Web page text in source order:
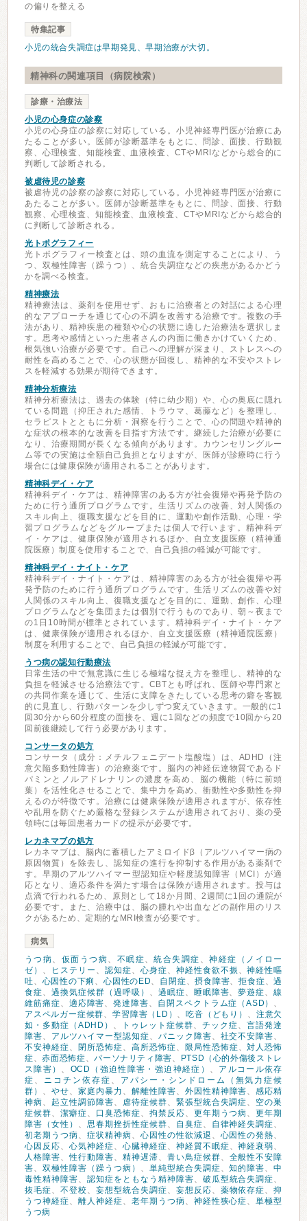
の偏りを整える
特集記事
小児の統合失調症は早期発見、早期治療が大切。
精神科の関連項目（病院検索）
診療・治療法
小児の心身症の診察
小児の心身症の診察に対応している。小児神経専門医が治療にあ
たることが多い。医師が診断基準をもとに、問診、面接、行動観
察、心理検査、知能検査、血液検査、CTやMRIなどから総合的に
判断して診断される。
被虐待児の診察
被虐待児の診察の診察に対応している。小児神経専門医が治療に
あたることが多い。医師が診断基準をもとに、問診、面接、行動
観察、心理検査、知能検査、血液検査、CTやMRIなどから総合的
に判断して診断される。
光トポグラフィー
光トポグラフィー検査とは、頭の血流を測定することにより、う
つ、双極性障害（躁うつ）、統合失調症などの疾患があるかどう
かを調べる検査。
精神療法
精神療法は、薬剤を使用せず、おもに治療者との対話による心理
的なアプローチを通じて心の不調を改善する治療です。複数の手
法があり、精神疾患の種類や心の状態に適した治療法を選択しま
す。思考や感情といった患者さんの内面に働きかけていくため、
根気強い治療が必要です。自己への理解が深まり、ストレスへの
耐性を高めることで、心の状態が回復し、精神的な不安やストレ
スを軽減する効果が期待できます。
精神分析療法
精神分析療法は、過去の体験（特に幼少期）や、心の奥底に隠れ
ている問題（抑圧された感情、トラウマ、葛藤など）を整理し、
セラピストとともに分析・洞察を行うことで、心の問題や精神的
な症状の根本的な改善を目指す方法です。継続した治療が必要に
なり、治療期間が長くなる傾向があります。カウンセリングルー
ム等での実施は全額自己負担となりますが、医師が診療時に行う
場合には健康保険が適用されることがあります。
精神科デイ・ケア
精神科デイ・ケアは、精神障害のある方が社会復帰や再発予防の
ために行う通所プログラムです。生活リズムの改善、対人関係の
スキル向上、復職支援などを目的に、運動や創作活動、心理・学
習プログラムなどをグループまたは個人で行います。精神科デ
イ・ケアは、健康保険が適用されるほか、自立支援医療（精神通
院医療）制度を使用することで、自己負担の軽減が可能です。
精神科デイ・ナイト・ケア
精神科デイ・ナイト・ケアは、精神障害のある方が社会復帰や再
発予防のために行う通所プログラムです。生活リズムの改善や対
人関係のスキル向上、復職支援などを目的に、運動、創作、心理
プログラムなどを集団または個別で行うものであり、朝～夜まで
の1日10時間が標準とされています。精神科デイ・ナイト・ケア
は、健康保険が適用されるほか、自立支援医療（精神通院医療）
制度を利用することで、自己負担の軽減が可能です。
うつ病の認知行動療法
日常生活の中で無意識に生じる極端な捉え方を整理し、精神的な
負担を軽減させる治療法です。CBTとも呼ばれ、医師や専門家と
の共同作業を通じて、生活に支障をきたしている思考の癖を客観
的に見直し、行動パターンを少しずつ変えていきます。一般的に1
回30分から60分程度の面接を、週に1回などの頻度で10回から20
回前後継続して行う必要があります。
コンサータの処方
コンサータ（成分：メチルフェニデート塩酸塩）は、ADHD（注
意欠陥多動性障害）の治療薬です。脳内の神経伝達物質であるド
パミンとノルアドレナリンの濃度を高め、脳の機能（特に前頭
葉）を活性化させることで、集中力を高め、衝動性や多動性を抑
えるのが特徴です。治療には健康保険が適用されますが、依存性
や乱用を防ぐため厳格な登録システムが適用されており、薬の受
領時には毎回患者カードの提示が必要です。
レカネマブの処方
レカネマブは、脳内に蓄積したアミロイドβ（アルツハイマー病の
原因物質）を除去し、認知症の進行を抑制する作用がある薬剤で
す。早期のアルツハイマー型認知症や軽度認知障害（MCI）が適
応となり、適応条件を満たす場合は保険が適用されます。投与は
点滴で行われるため、原則として18か月間、2週間に1回の通院が
必要です。また、治療中は、脳の腫れや出血などの副作用のリス
クがあるため、定期的なMRI検査が必要です。
病気
うつ病、 仮面うつ病、 不眠症、統合失調症 、神経症（ノイロー
ゼ） 、 ヒステリー 、 認知症、 心身症、 神経性食欲不振 、神経性嘔
吐、 心因性の下痢 、 心因性のED、 自閉症、摂食障害、拒食症、過
食症、 過換気症候群（過呼吸） 、 過眠症、 睡眠障害、夢遊症、線
維筋痛症、 適応障害、発達障害、 自閉スペクトラム症（ASD） 、
アスペルガー症候群、学習障害（LD） 、吃音（どもり） 、 注意欠
如・多動症（ADHD） 、 トゥレット症候群、チック症、言語発達
障害、 アルツハイマー型認知症、 パニック障害、 社交不安障害、
不安神経症、 閉所恐怖症、 高所恐怖症、 限局性恐怖症、対人恐怖
症、赤面恐怖症、パーソナリティ障害、
PTSD（心的外傷後ストレ
ス障害） 、 OCD（強迫性障害・強迫神経症） 、 アルコール依存
症 、 ニコチン依存症 、 アパシー・シンドローム（無気力症候
群） 、 やせ、 家庭内暴力 、 解離性障害、 外因性精神障害、感応精
神病、 起立性調節障害、 虐待症候群、 緊張型統合失調症、 空の巣
症候群、 潔癖症、 口臭恐怖症、 拘禁反応、 更年期うつ病、更年期
障害（女性） 、 思春期挫折性症候群、 自臭症、 自律神経失調症、
初老期うつ病、 症状精神病、 心因性の性欲減退 、 心因性の発熱、
心因反応、 心気神経症、 心臓神経症、 神経質不眠症、神経衰弱、
人格障害、性行動障害、 精神遅滞、 青い鳥症候群、 全般性不安障
害、 双極性障害（躁うつ病） 、 単純型統合失調症、知的障害、中
毒性精神障害、 認知症をともなう精神障害、 破瓜型統合失調症、
抜毛症、 不登校、 妄想型統合失調症、 妄想反応、 薬物依存症、抑
うつ神経症、 離人神経症、 老年期うつ病、 神経性狭心症、単極型
うつ病